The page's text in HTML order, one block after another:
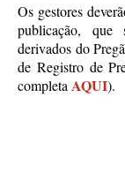
Os gestores
publicação, que
derivados do
de Registro de
completa AQUI).